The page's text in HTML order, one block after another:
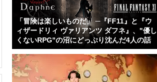
「冒険は楽しいものだ」 ─『FF11』と『ウ
ィザードリィ ヴァリアンツ ダフネ』、"優し
くないRPG"の沼にどっぷり沈んだ4人の話